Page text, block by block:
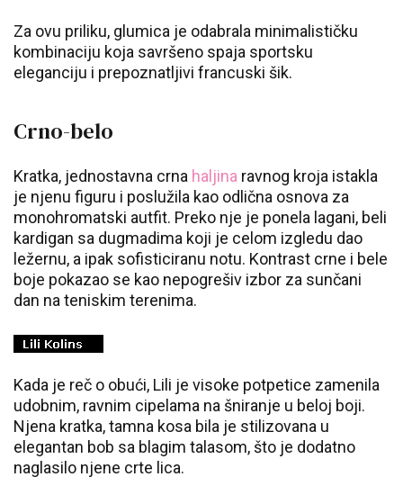
Za ovu priliku, glumica je odabrala minimalističku
kombinaciju koja savršeno spaja sportsku
eleganciju i prepoznatljivi francuski šik.
Crno-belo
Kratka, jednostavna crna haljina ravnog kroja istakla
je njenu figuru i poslužila kao odlična osnova za
monohromatski autfit. Preko nje je ponela lagani, beli
kardigan sa dugmadima koji je celom izgledu dao
ležernu, a ipak sofisticiranu notu. Kontrast crne i bele
boje pokazao se kao nepogrešiv izbor za sunčani
dan na teniskim terenima.
Kada je reč o obući, Lili je visoke potpetice zamenila
udobnim, ravnim cipelama na šniranje u beloj boji.
Njena kratka, tamna kosa bila je stilizovana u
elegantan bob sa blagim talasom, što je dodatno
naglasilo njene crte lica.